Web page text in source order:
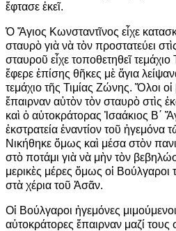
ἔφτασε ἐκεῖ.
Ὁ Ἅγιος Κωνσταντῖνος εἶχε
σταυρὸ γιὰ νὰ τὸν προστατεύει
σταυροῦ εἶχε τοποθετηθεῖ
ἔφερε ἐπίσης θῆκες μὲ ἅγια
τεμάχιο τῆς Τιμίας Ζώνης. Ὅλοι οἱ
ἔπαιρναν αὐτὸν τὸν σταυρὸ στὶς
καὶ ὁ αὐτοκράτορας Ἰσαάκιος Β΄
ἐκστρατεία ἐναντίον τοῦ
Νικήθηκε ὅμως καὶ μέσα στὸν
στὸ ποτάμι γιὰ νὰ μὴν τὸν
μερικὲς μέρες ὅμως οἱ Βούλγαροι
στὰ χέρια τοῦ Ἀσᾶν.
Οἱ Βούλγαροι ἡγεμόνες
αὐτοκράτορες ἔπαιρναν μαζί τους